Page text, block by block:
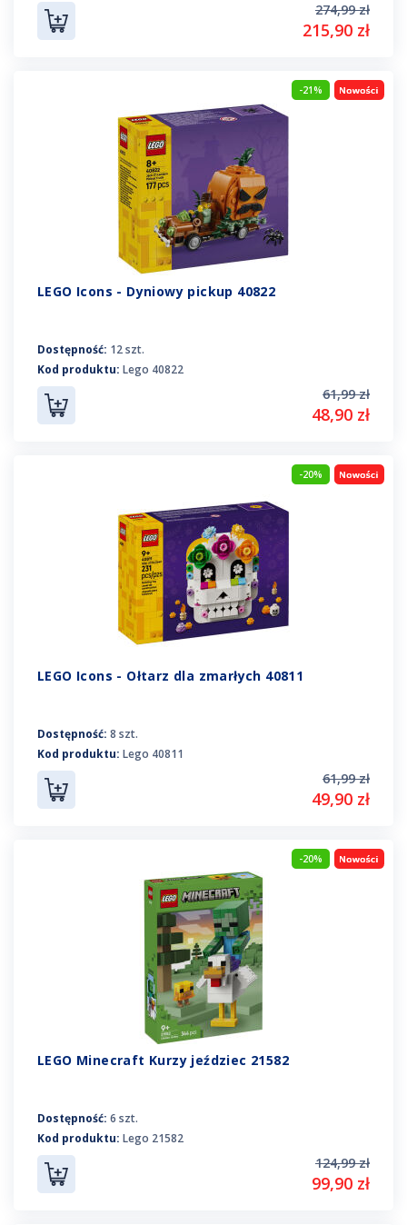
274,99 zł
215,90 zł
-21%
LEGO Icons - Dyniowy pickup 40822
Dostępność: 12 szt.
Kod produktu: Lego 40822
61,99 zł
48,90 zł
-20%
LEGO Icons - Ołtarz dla zmarłych 40811
Dostępność: 8 szt.
Kod produktu: Lego 40811
61,99 zł
49,90 zł
-20%
LEGO Minecraft Kurzy jeździec 21582
Dostępność: 6 szt.
Kod produktu: Lego 21582
124,99 zł
99,90 zł